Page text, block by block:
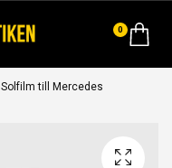
0
Solfilm till Mercedes